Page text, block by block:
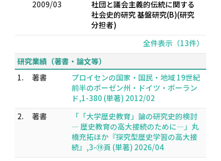
2009/03
社団と議会主義的伝統に関する
社会史的研究 基盤研究(B)(研究
分担者)
全件表示（13件）
研究業績（著書・論文等）
1.
著書
プロイセンの国家・国民・地域 19世紀
前半のポーゼン州・ドイツ・ポーラン
ド,1-380 (単著) 2012/02
2.
著書
「「大学歴史教育」論の研究史的検討
― 歴史教育の高大接続のために―」丸
橋充拓ほか『探究型歴史学習の高大接
続』,3-⑲頁 (単著) 2026/04